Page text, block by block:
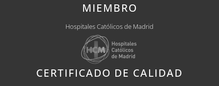
MIEMBRO
Hospitales Católicos de Madrid
CERTIFICADO DE CALIDAD